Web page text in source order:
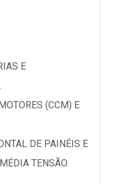
E
(CCM) E
DE PAINÉIS E
TENSÃO.